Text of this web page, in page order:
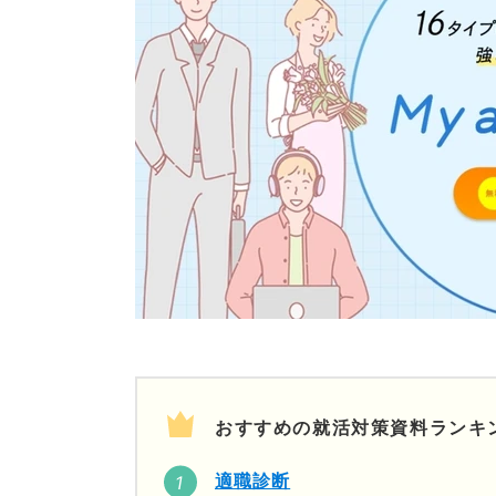
おすすめの就活対策資料ランキ
適職診断